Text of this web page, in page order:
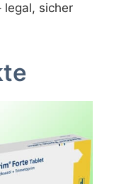
legal, sicher